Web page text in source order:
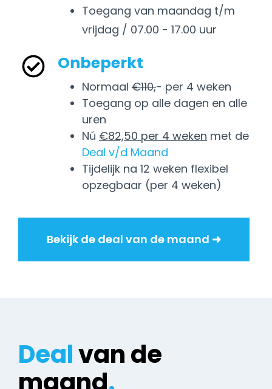
Toegang van maandag t/m
vrijdag / 07.00 - 17.00 uur
Onbeperkt
Normaal €110,- per 4 weken
Toegang op alle dagen en alle
uren
Nú €82,50 per 4 weken met de
Deal v/d Maand
Tijdelijk na 12 weken flexibel
opzegbaar (per 4 weken)
Bekijk de deal van de maand ➜
Dealvan de
maand.